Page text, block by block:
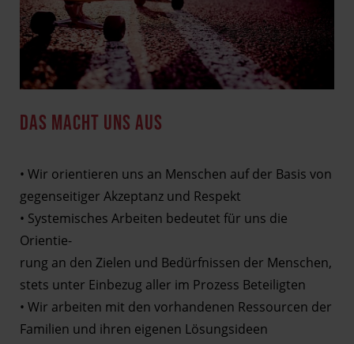
DAS MACHT UNS AUS
• Wir orientieren uns an Menschen auf der Basis von
gegenseitiger Akzeptanz und Respekt
• Systemisches Arbeiten bedeutet für uns die
Orientie-
rung an den Zielen und Bedürfnissen der Menschen,
stets unter Einbezug aller im Prozess Beteiligten
• Wir arbeiten mit den vorhandenen Ressourcen der
Familien und ihren eigenen Lösungsideen